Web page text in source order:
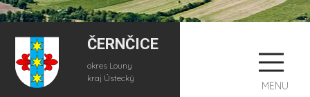
ČERNČICE
okres Louny
kraj Ústecký
MENU